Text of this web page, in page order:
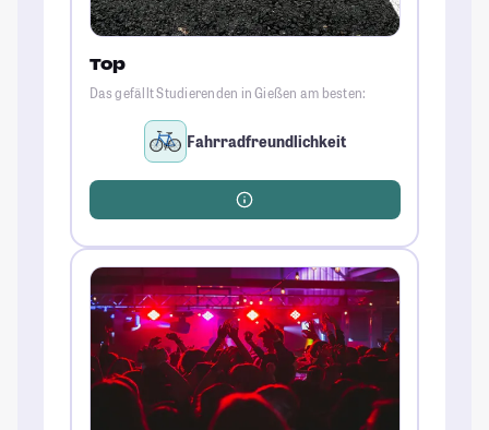
Top
Das gefällt Studierenden in Gießen am besten:
Fahrradfreundlichkeit